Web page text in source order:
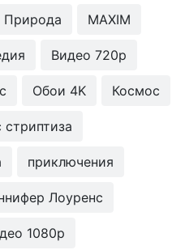
Природа MAXIM
Видео 720p
Обои 4K Космос
стриптиза
приключения
Лоуренс
1080p